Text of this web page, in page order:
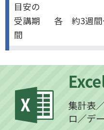
目安の
受講期
間
各 約3週間
集計表
ロ／デ